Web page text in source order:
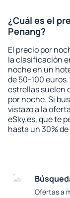
¿Cuál es el
Penang?
El precio por
la clasificación
noche en un
de 50-100
estrellas suelen
por noche. Si
vistazo a la
eSky.es, que te
hasta un 30%
Ofertas a